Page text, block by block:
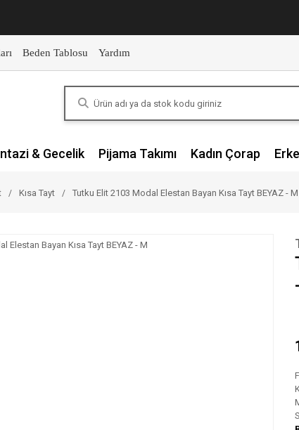
Beden Tablosu Yardım
& Gecelik Pijama Takımı Kadın Çorap
Kısa Tayt Tutku Elit 2103 Modal Elestan Bayan Kısa Tayt BEYAZ - M